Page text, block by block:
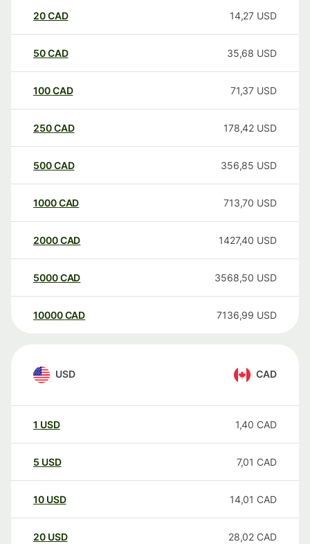
20CAD 14,27 USD
50CAD 35,68 USD
100CAD 71,37 USD
250CAD 178,42 USD
500CAD 356,85 USD
1000CAD 713,70 USD
2000CAD 1427,40 USD
5000CAD 3568,50 USD
10000 CAD 7136,99 USD
USD CAD
1 USD 1,40 CAD
5 USD 7,01 CAD
10 USD 14,01 CAD
20 USD 28,02 CAD